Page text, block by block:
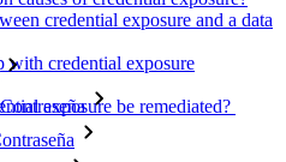
credential exposure and a data
credential exposure
exposure be remediated?